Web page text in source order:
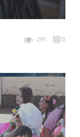
291 0